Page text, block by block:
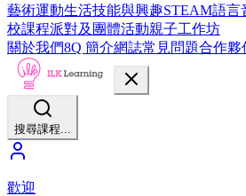
藝術運動生活技能與興趣STEAM語言
校課程派對及團體活動親子工作坊
關於我們8Q 簡介網誌常見問題合作夥
搜尋課程...
歡迎